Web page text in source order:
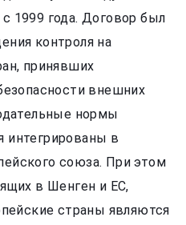
1999 года. Договор был
контроля на
принявших
внешних
нормы
интегрированы в
союза. При этом
в Шенген и ЕС,
страны являются